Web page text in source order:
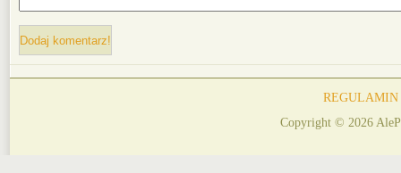
REGULAMIN
Copyright © 2026